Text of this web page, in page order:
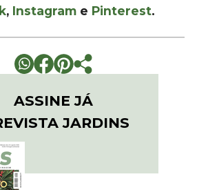
, Instagram e Pinterest.
ASSINE JÁ
JARDINS